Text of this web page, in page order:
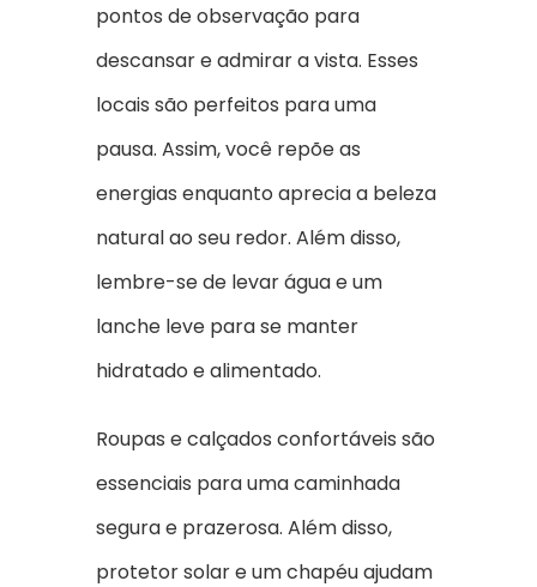
pontos de observação para
descansar e admirar a vista. Esses
locais são perfeitos para uma
pausa. Assim, você repõe as
energias enquanto aprecia a beleza
natural ao seu redor. Além disso,
lembre-se de levar água e um
lanche leve para se manter
hidratado e alimentado.
Roupas e calçados confortáveis são
essenciais para uma caminhada
segura e prazerosa. Além disso,
protetor solar e um chapéu ajudam